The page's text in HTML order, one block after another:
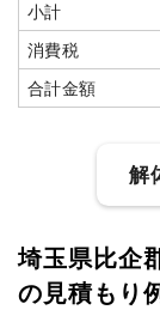
小計
消費税
合計金額
解
建物の種
埼玉県比企
の見積もり